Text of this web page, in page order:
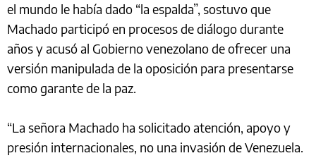
el mundo le había dado “la espalda”, sostuvo que
Machado participó en procesos de diálogo durante
años y acusó al Gobierno venezolano de ofrecer una
versión manipulada de la oposición para presentarse
como garante de la paz.
“La señora Machado ha solicitado atención, apoyo y
presión internacionales, no una invasión de Venezuela.